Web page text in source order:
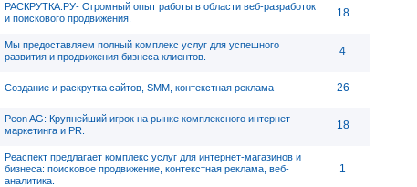
РАСКРУТКА.РУ- Огромный опыт работы в области веб-разработок
и поискового продвижения.
18
Мы предоставляем полный комплекс услуг для успешного
развития и продвижения бизнеса клиентов.
4
Создание и раскрутка сайтов, SMM, контекстная реклама 26
Peon AG: Крупнейший игрок на рынке комплексного интернет
маркетинга и PR.
18
Реаспект предлагает комплекс услуг для интернет-магазинов и
бизнеса: поисковое продвижение, контекстная реклама, веб-
аналитика.
1